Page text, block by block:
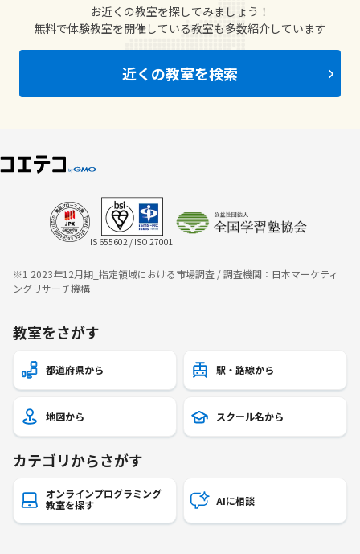
お近くの教室を探してみましょう！
無料で体験教室を開催している教室も多数紹介しています
近くの教室を検索
IS 655602 / ISO 27001
※1 2023年12月期_指定領域における市場調査 / 調査機関：日本マーケティ
ングリサーチ機構
教室をさがす
都道府県から 駅・路線から
地図から スクール名から
カテゴリからさがす
オンラインプログラミング
教室を探す
AIに相談